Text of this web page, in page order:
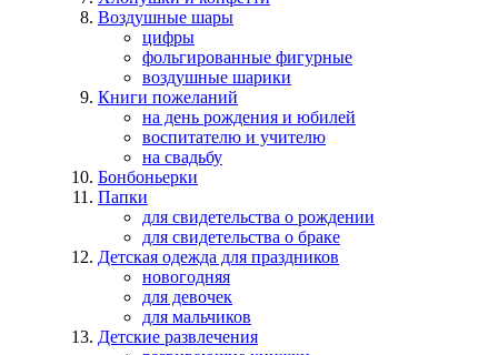
Воздушные шары
цифры
фольгированные фигурные
воздушные шарики
Книги пожеланий
на день рождения и юбилей
воспитателю и учителю
на свадьбу
Бонбоньерки
Папки
для свидетельства о рождении
для свидетельства о браке
Детская одежда для праздников
новогодняя
для девочек
для мальчиков
Детские развлечения